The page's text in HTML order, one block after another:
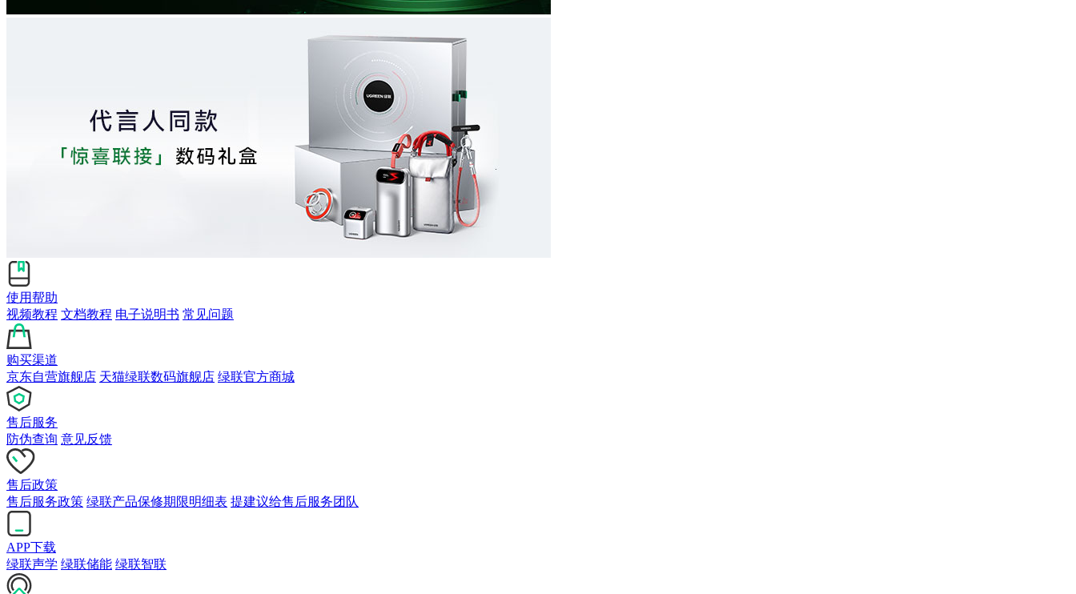
使用帮助
视频教程 文档教程 电子说明书 常见问题
购买渠道
京东自营旗舰店 天猫绿联数码旗舰店 绿联官方商城
售后服务
防伪查询 意见反馈
售后政策
售后服务政策 绿联产品保修期限明细表 提建议给售后服务团队
APP下载
绿联声学 绿联储能 绿联智联